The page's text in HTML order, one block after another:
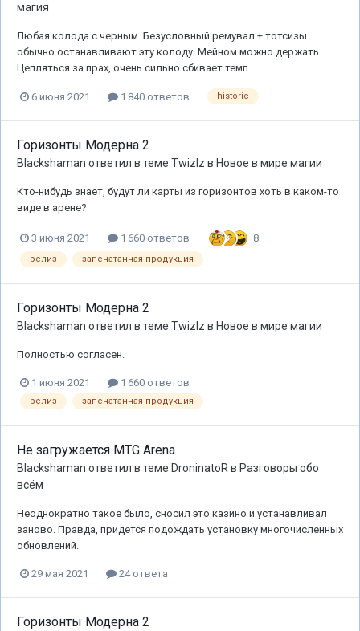
магия
Любая колода с черным. Безусловный ремувал + тотсизы
обычно останавливают эту колоду. Мейном можно держать
Цепляться за прах, очень сильно сбивает темп.
6 июня 2021 1 840 ответов historic
Горизонты Модерна 2
Blackshaman ответил в теме Twizlz в Новое в мире магии
Кто-нибудь знает, будут ли карты из горизонтов хоть в каком-то
виде в арене?
3 июня 2021 1 660 ответов 8
релиз запечатанная продукция
Горизонты Модерна 2
Blackshaman ответил в теме Twizlz в Новое в мире магии
Полностью согласен.
1 июня 2021 1 660 ответов
релиз запечатанная продукция
Не загружается MTG Arena
Blackshaman ответил в теме DroninatoRв Разговоры обо
всём
Неоднократно такое было, сносил это казино и устанавливал
заново. Правда, придется подождать установку многочисленных
обновлений.
29 мая 2021 24 ответа
Горизонты Модерна 2